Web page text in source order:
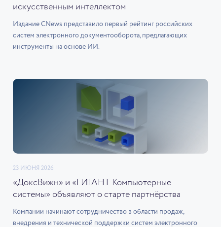
искусственным интеллектом
Издание CNews представило первый рейтинг российских
систем электронного документооборота, предлагающих
инструменты на основе ИИ.
23 ИЮНЯ 2026
«ДоксВижн» и «ГИГАНТ Компьютерные
системы» объявляют о старте партнёрства
Компании начинают сотрудничество в области продаж,
внедрения и технической поддержки систем электронного